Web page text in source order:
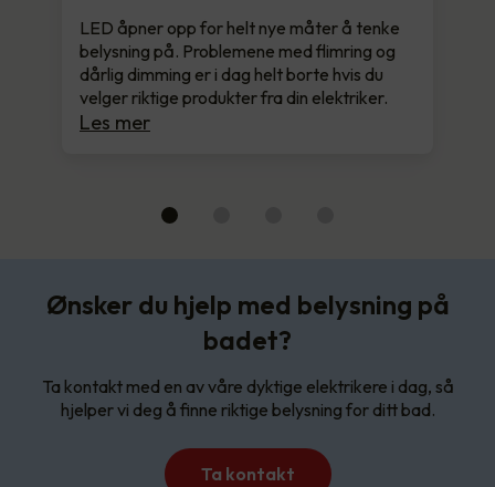
LED åpner opp for helt nye måter å tenke
belysning på. Problemene med flimring og
dårlig dimming er i dag helt borte hvis du
velger riktige produkter fra din elektriker.
Les mer
Ønsker du hjelp med belysning på
badet?
Ta kontakt med en av våre dyktige elektrikere i dag, så
hjelper vi deg å finne riktige belysning for ditt bad.
Ta kontakt